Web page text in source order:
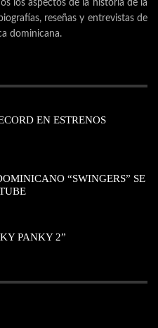
los aspectos de la historia de la
reseñas y entrevistas de
dominicana.
EN ESTRENOS
“SWINGERS” SE
PANKY 2”